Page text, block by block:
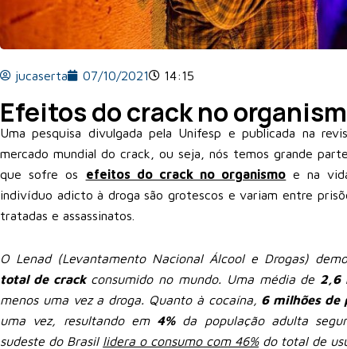
jucaserta 07/10/2021 14:15
Efeitos do crack no
Uma pesquisa divulgada pela Unifesp e publicada na
mercado mundial do crack, ou seja, nós temos grande
que sofre os efeitos do crack no organismo e na
indivíduo adicto à droga são grotescos e variam entre
tratadas e assassinatos.
O Lenad (Levantamento Nacional Álcool e Drogas)
total de crackconsumido no mundo. Uma média de 2,6
menos uma vez a droga. Quanto à cocaína, 6 milhões de
uma vez, resultando em 4%da população adulta
sudeste do Brasil lidera o consumo com 46%do total de